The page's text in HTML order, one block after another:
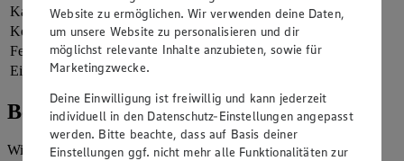
Kalorien
488 kcal (24 %)
Kohlenhydrate 62 g
Fett
27 g
Eiweiß
6 g
Bewertung
Wie hat es dir geschmeckt?
Website zu ermöglichen. Wir verwenden deine Daten,
um unsere Website zu personalisieren und dir
möglichst relevante Inhalte anzubieten, sowie für
Marketingzwecke.
Deine Einwilligung ist freiwillig und kann jederzeit
individuell in den Datenschutz-Einstellungen angepasst
werden. Bitte beachte, dass auf Basis deiner
Einstellungen ggf. nicht mehr alle Funktionalitäten zur